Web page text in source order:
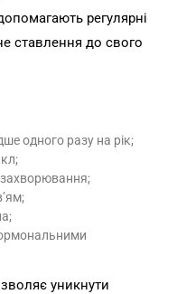
регулярні
ставлення до свого
одного разу на рік;
захворювання;
уникнути